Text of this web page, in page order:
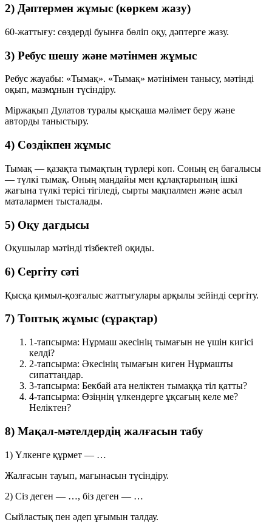
2) Дәптермен жұмыс (көркем жазу)
60-жаттығу: сөздерді буынға бөліп оқу, дәптерге жазу.
3) Ребус шешу және мәтінмен жұмыс
Ребус жауабы: «Тымақ». «Тымақ» мәтінімен танысу, мәтінді
оқып, мазмұнын түсіндіру.
Міржақып Дулатов туралы қысқаша мәлімет беру және
авторды таныстыру.
4) Сөздікпен жұмыс
Тымақ — қазақта тымақтың түрлері көп. Соның ең бағалысы
— түлкі тымақ. Оның маңдайы мен құлақтарының ішкі
жағына түлкі терісі тігіледі, сырты мақпалмен және асыл
маталармен тысталады.
5) Оқу дағдысы
Оқушылар мәтінді тізбектей оқиды.
6) Сергіту сәті
Қысқа қимыл-қозғалыс жаттығулары арқылы зейінді сергіту.
7) Топтық жұмыс (сұрақтар)
1-тапсырма: Нұрмаш әкесінің тымағын не үшін кигісі
келді?
2-тапсырма: Әкесінің тымағын киген Нұрмашты
сипаттаңдар.
3-тапсырма: Бекбай ата неліктен тымаққа тіл қатты?
4-тапсырма: Өзіңнің үлкендерге ұқсағың келе ме?
Неліктен?
8) Мақал-мәтелдердің жалғасын табу
1) Үлкенге құрмет — …
Жалғасын тауып, мағынасын түсіндіру.
2) Сіз деген — …, біз деген — …
Сыйластық пен әдеп ұғымын талдау.